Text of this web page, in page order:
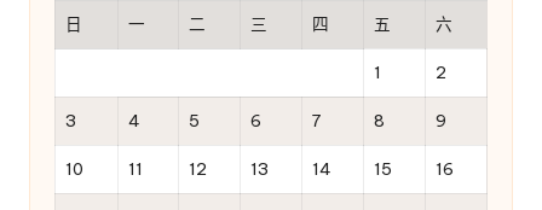
日 一 二 三 四 五 六
1 2
3 4 5 6 7 8 9
10 11 12 13 14 15 16